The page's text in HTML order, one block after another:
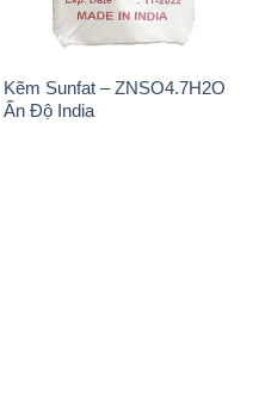
Kẽm Sunfat – ZNSO4.7H2O
Ấn Độ India